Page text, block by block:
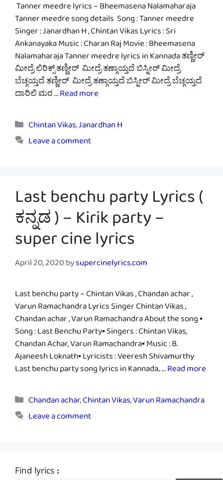
Tanner meedre lyrics – Bheemasena Nalamaharaja
Tanner meedre song details Song : Tanner meedre
Singer : Janardhan H , Chintan Vikas Lyrics : Sri
Ankanayaka Music : Charan Raj Movie : Bheemasena
Nalamaharaja Tanner meedre lyrics in Kannada ತಣ್ಣೀರ್
ಮೀದ್ರೆ ಲಿರಿಕ್ಸ್ ತಣ್ಣೀರ್ ಮೀದ್ರೆ ತಣ್ಗಾಯ್ತದೆ ಬಿಸ್ನೀರ್ ಮೀದ್ರೆ
ಬೆಚ್ಗಯ್ತದೆ ತಣ್ಣೀರ್ ಮೀದ್ರೆ ತಣ್ಗಾಯ್ತದೆ ಬಿಸ್ನೀರ್ ಮೀದ್ರೆ ಬೆಚ್ಗಯ್ತದೆ
ದಾರಿಲಿ ಮರ …Read more
Categories
Chintan Vikas,Janardhan H
Leave a comment
Last benchu party Lyrics (
ಕನ್ನಡ ) – Kirik party –
super cine lyrics
April 20, 2020bysupercinelyrics.com
Last benchu party – Chintan Vikas , Chandan achar ,
Varun Ramachandra Lyrics Singer Chintan Vikas ,
Chandan achar , Varun Ramachandra About the song ▪
Song : Last Benchu Party▪ Singers : Chintan Vikas,
Chandan Achar, Varun Ramachandra▪ Music : B.
Ajaneesh Loknath▪ Lyricists : Veeresh Shivamurthy
Last benchu party song lyrics in Kannada.. …Read more
Categories
Chandan achar,Chintan Vikas,Varun Ramachandra
Leave a comment
Find lyrics :